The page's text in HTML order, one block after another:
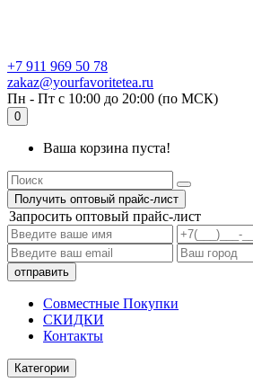
+7 911 969 50 78
zakaz@yourfavoritetea.ru
Пн - Пт с 10:00 до 20:00 (по МСК)
0
Ваша корзина пуста!
Получить оптовый прайс-лист
Запросить оптовый прайс-лист
Совместные Покупки
СКИДКИ
Контакты
Категории